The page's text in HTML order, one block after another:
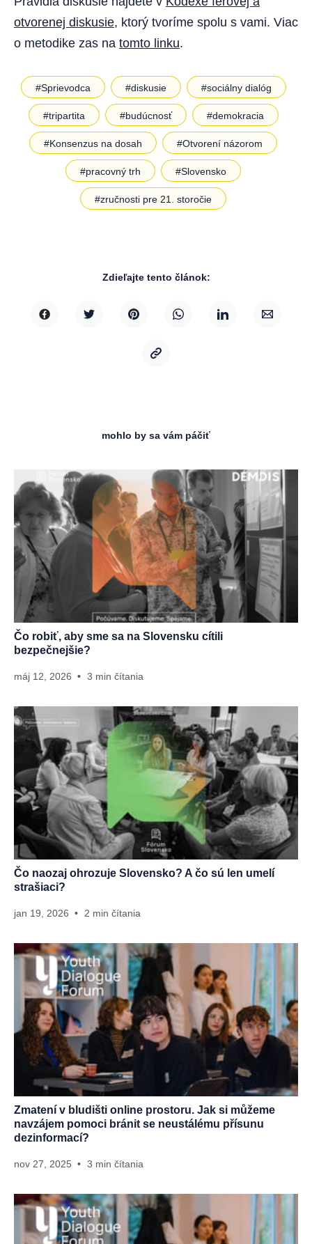
otvorenej diskusie, ktorý tvoríme spolu s vami. Viac
o metodike zas na tomto linku.
#Sprievodca #diskusie #sociálny dialóg
#tripartita #budúcnosť #demokracia
#Konsenzus na dosah #Otvorení názorom
#pracovný trh #Slovensko
#zručnosti pre 21. storočie
Zdieľajte tento článok:
mohlo by sa vám páčiť
Čo robiť, aby sme sa na Slovensku cítili
bezpečnejšie?
máj 12, 2026 3 min čítania
Čo naozaj ohrozuje Slovensko? A čo sú len umelí
strašiaci?
jan 19, 2026 2 min čítania
Zmatení v bludišti online prostoru. Jak si můžeme
navzájem pomoci bránit se neustálému přísunu
dezinformací?
nov 27, 2025 3 min čítania